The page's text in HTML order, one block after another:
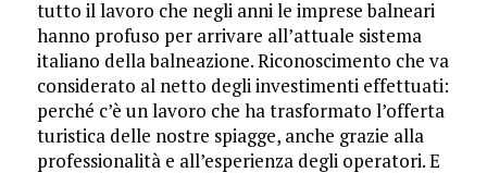
tutto il lavoro che negli anni le imprese balneari
hanno profuso per arrivare all’attuale sistema
italiano della balneazione. Riconoscimento che va
considerato al netto degli investimenti effettuati:
perché c’è un lavoro che ha trasformato l’offerta
turistica delle nostre spiagge, anche grazie alla
professionalità e all’esperienza degli operatori. E